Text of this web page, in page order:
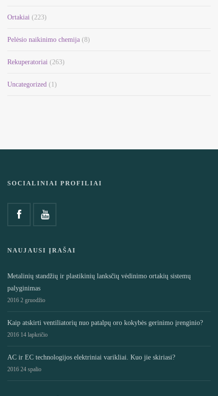
Ortakiai (223)
Pelėsio naikinimo chemija (8)
Rekuperatoriai (263)
Uncategorized (1)
SOCIALINIAI PROFILIAI
NAUJAUSI ĮRAŠAI
Metalinių standžių ir plastikinių lanksčių vėdinimo ortakių sistemų
palyginimas
2016 2 gruodžio
Kaip atskirti ventiliatorių nuo patalpų oro kokybės gerinimo įrenginio?
2016 14 lapkričio
AC ir EC technologijos elektriniai varikliai. Kuo jie skiriasi?
2016 24 spalio